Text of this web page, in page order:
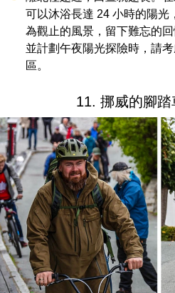
可以沐浴長達 24 小時的陽光
為觀止的風景，留下難忘的
並計劃午夜陽光探險時，請
區。
11. 挪威的腳